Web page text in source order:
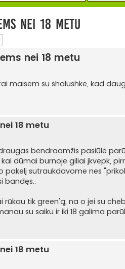
nei 18 metu
nei 18 metu
maisem su shalushke, kad
18 metu
bendraamžis pasiūlė
dūmai burnoje giliai įkvėpk,
sutraukdavome nes
bandęs..
rūkau tik green'ą, na o jei su
su saiku ir iki 18 galima
18 metu